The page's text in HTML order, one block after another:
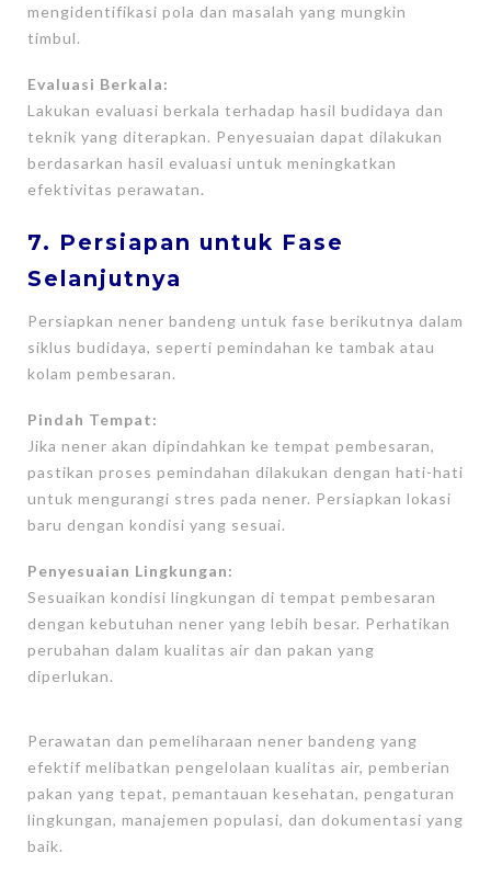
mengidentifikasi pola dan masalah yang mungkin
timbul.
Evaluasi Berkala:
Lakukan evaluasi berkala terhadap hasil budidaya dan
teknik yang diterapkan. Penyesuaian dapat dilakukan
berdasarkan hasil evaluasi untuk meningkatkan
efektivitas perawatan.
7. Persiapan untuk Fase
Selanjutnya
Persiapkan nener bandeng untuk fase berikutnya dalam
siklus budidaya, seperti pemindahan ke tambak atau
kolam pembesaran.
Pindah Tempat:
Jika nener akan dipindahkan ke tempat pembesaran,
pastikan proses pemindahan dilakukan dengan hati-hati
untuk mengurangi stres pada nener. Persiapkan lokasi
baru dengan kondisi yang sesuai.
Penyesuaian Lingkungan:
Sesuaikan kondisi lingkungan di tempat pembesaran
dengan kebutuhan nener yang lebih besar. Perhatikan
perubahan dalam kualitas air dan pakan yang
diperlukan.
Perawatan dan pemeliharaan nener bandeng yang
efektif melibatkan pengelolaan kualitas air, pemberian
pakan yang tepat, pemantauan kesehatan, pengaturan
lingkungan, manajemen populasi, dan dokumentasi yang
baik.